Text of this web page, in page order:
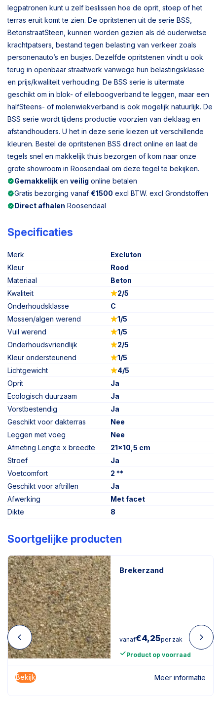
legpatronen kunt u zelf beslissen hoe de oprit, stoep of het
terras eruit komt te zien. De opritstenen uit de serie BSS,
BetonstraatSteen, kunnen worden gezien als dé ouderwetse
krachtpatsers, bestand tegen belasting van verkeer zoals
personenauto’s en busjes. Dezelfde opritstenen vindt u ook
terug in openbaar straatwerk vanwege hun belastingsklasse
en prijs/kwaliteit verhouding. De BSS serie is uitermate
geschikt om in blok- of elleboogverband te leggen, maar een
halfSteens- of molenwiekverband is ook mogelijk natuurlijk. De
BSS serie wordt tijdens productie voorzien van deklaag en
afstandhouders. U het in deze serie kiezen uit verschillende
kleuren. Bestel de opritstenen BSS direct online en laat de
tegels snel en makkelijk thuis bezorgen of kom naar onze
grote showroom in Roosendaal om deze tegel te bekijken.
Gemakkelijk en veilig online betalen
Gratis bezorging vanaf €1500 excl BTW. excl Grondstoffen
Direct afhalen Roosendaal
Specificaties
Merk
Excluton
Kleur
Rood
Materiaal
Beton
Kwaliteit
2/5
Onderhoudsklasse
C
Mossen/algen werend
1/5
Vuil werend
1/5
Onderhoudsvriendlijk
2/5
Kleur ondersteunend
1/5
Lichtgewicht
4/5
Oprit
Ja
Ecologisch duurzaam
Ja
Vorstbestendig
Ja
Geschikt voor dakterras
Nee
Leggen met voeg
Nee
Afmeting Lengte x breedte
21x10,5 cm
Stroef
Ja
Voetcomfort
2 **
Geschikt voor aftrillen
Ja
Afwerking
Met facet
Dikte
8
Soortgelijke producten
Brekerzand
vanaf€4,25per zak
Product op voorraad
Bekijk Meer informatie